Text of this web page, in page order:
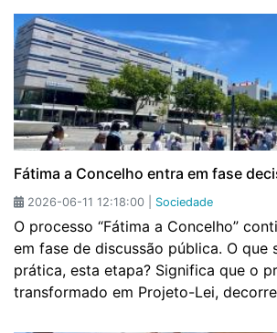
Fátima a Concelho entra em fase
2026-06-11 12:18:00 | Sociedade
O processo “Fátima a Concelho”
em fase de discussão pública. O que
prática, esta etapa? Significa que o
transformado em Projeto-Lei,